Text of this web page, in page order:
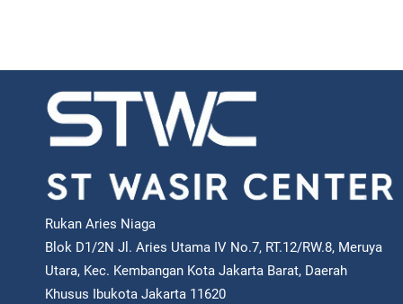
Rukan Aries Niaga
Blok D1/2N Jl. Aries Utama IV No.7, RT.12/RW.8, Meruya
Utara, Kec. Kembangan Kota Jakarta Barat, Daerah
Khusus Ibukota Jakarta 11620